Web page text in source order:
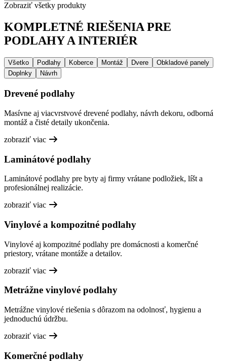
Zobraziť všetky produkty
KOMPLETNÉ RIEŠENIA PRE
PODLAHY A INTERIÉR
Všetko Podlahy Koberce Montáž Dvere
Obkladové panely
Doplnky
Návrh
Drevené podlahy
Masívne aj viacvrstvové drevené podlahy, návrh dekoru, odborná
montáž a čisté detaily ukončenia.
zobraziť viac
Laminátové podlahy
Laminátové podlahy pre byty aj firmy vrátane podložiek, líšt a
profesionálnej realizácie.
zobraziť viac
Vinylové a kompozitné podlahy
Vinylové aj kompozitné podlahy pre domácnosti a komerčné
priestory, vrátane montáže a detailov.
zobraziť viac
Metrážne vinylové podlahy
Metrážne vinylové riešenia s dôrazom na odolnosť, hygienu a
jednoduchú údržbu.
zobraziť viac
Komerčné podlahy